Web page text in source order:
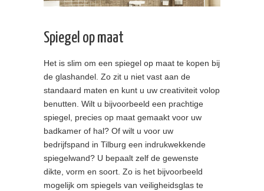
Spiegel op maat
Het is slim om een spiegel op maat te kopen bij
de glashandel. Zo zit u niet vast aan de
standaard maten en kunt u uw creativiteit volop
benutten. Wilt u bijvoorbeeld een prachtige
spiegel, precies op maat gemaakt voor uw
badkamer of hal? Of wilt u voor uw
bedrijfspand in Tilburg een indrukwekkende
spiegelwand? U bepaalt zelf de gewenste
dikte, vorm en soort. Zo is het bijvoorbeeld
mogelijk om spiegels van veiligheidsglas te